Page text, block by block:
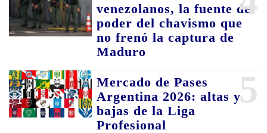
venezolanos, la fuente de
poder del chavismo que
no frenó la captura de
Maduro
5
Mercado de Pases
Argentina 2026: altas y
bajas de la Liga
Profesional